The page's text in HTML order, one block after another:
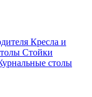
Кресла и
Стойки
столы